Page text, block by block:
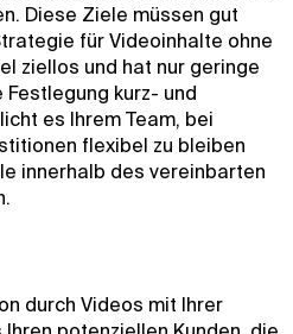
Diese Ziele müssen gut
für Videoinhalte ohne
ziellos und hat nur geringe
Festlegung kurz- und
es Ihrem Team, bei
flexibel zu bleiben
innerhalb des vereinbarten
durch Videos mit Ihrer